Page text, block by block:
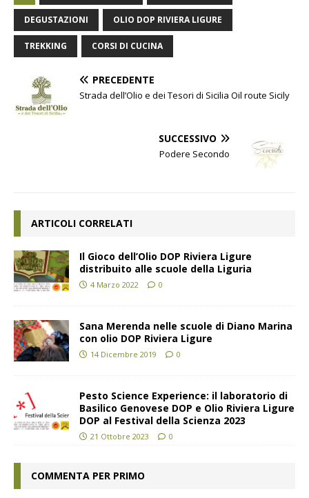
DEGUSTAZIONI OLIO DOP RIVIERA LIGURE
TREKKING CORSI DI CUCINA
PRECEDENTE
Strada dell’Olio e dei Tesori di Sicilia Oil route Sicily
SUCCESSIVO
Podere Secondo
ARTICOLI CORRELATI
Il Gioco dell’Olio DOP Riviera Ligure
distribuito alle scuole della Liguria
4 Marzo 2022 0
Sana Merenda nelle scuole di Diano Marina
con olio DOP Riviera Ligure
14 Dicembre 2019 0
Pesto Science Experience: il laboratorio di
Basilico Genovese DOP e Olio Riviera Ligure
DOP al Festival della Scienza 2023
21 Ottobre 2023 0
COMMENTA PER PRIMO